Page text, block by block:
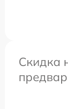
Скидка